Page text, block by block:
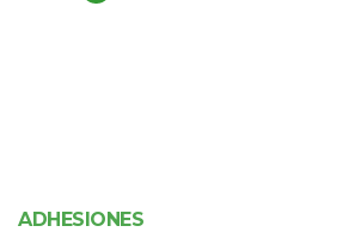
ADHESIONES